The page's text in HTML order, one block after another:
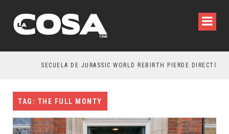
SECUELA DE JURASSIC WORLD REBIRTH PIERDE DIRECTOR
TAG: THE FULL MONTY